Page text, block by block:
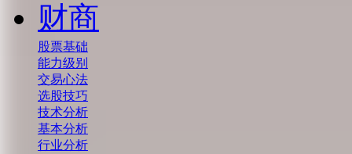
财商
股票基础
能力级别
交易心法
选股技巧
技术分析
基本分析
行业分析